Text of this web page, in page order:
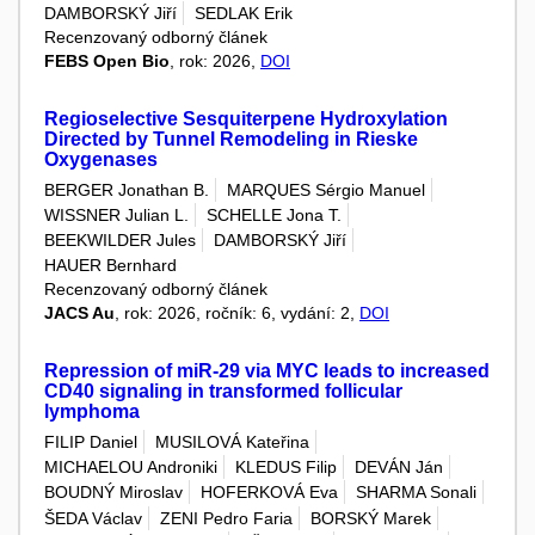
DAMBORSKÝ Jiří
SEDLAK Erik
Recenzovaný odborný článek
FEBS Open Bio, rok: 2026, DOI
Regioselective Sesquiterpene Hydroxylation
Directed by Tunnel Remodeling in Rieske
Oxygenases
BERGER Jonathan B.
MARQUES Sérgio Manuel
WISSNER Julian L.
SCHELLE Jona T.
BEEKWILDER Jules
DAMBORSKÝ Jiří
HAUER Bernhard
Recenzovaný odborný článek
JACS Au, rok: 2026, ročník: 6, vydání: 2, DOI
Repression of miR-29 via MYC leads to increased
CD40 signaling in transformed follicular
lymphoma
FILIP Daniel
MUSILOVÁ Kateřina
MICHAELOU Androniki
KLEDUS Filip
DEVÁN Ján
BOUDNÝ Miroslav
HOFERKOVÁ Eva
SHARMA Sonali
ŠEDA Václav
ZENI Pedro Faria
BORSKÝ Marek